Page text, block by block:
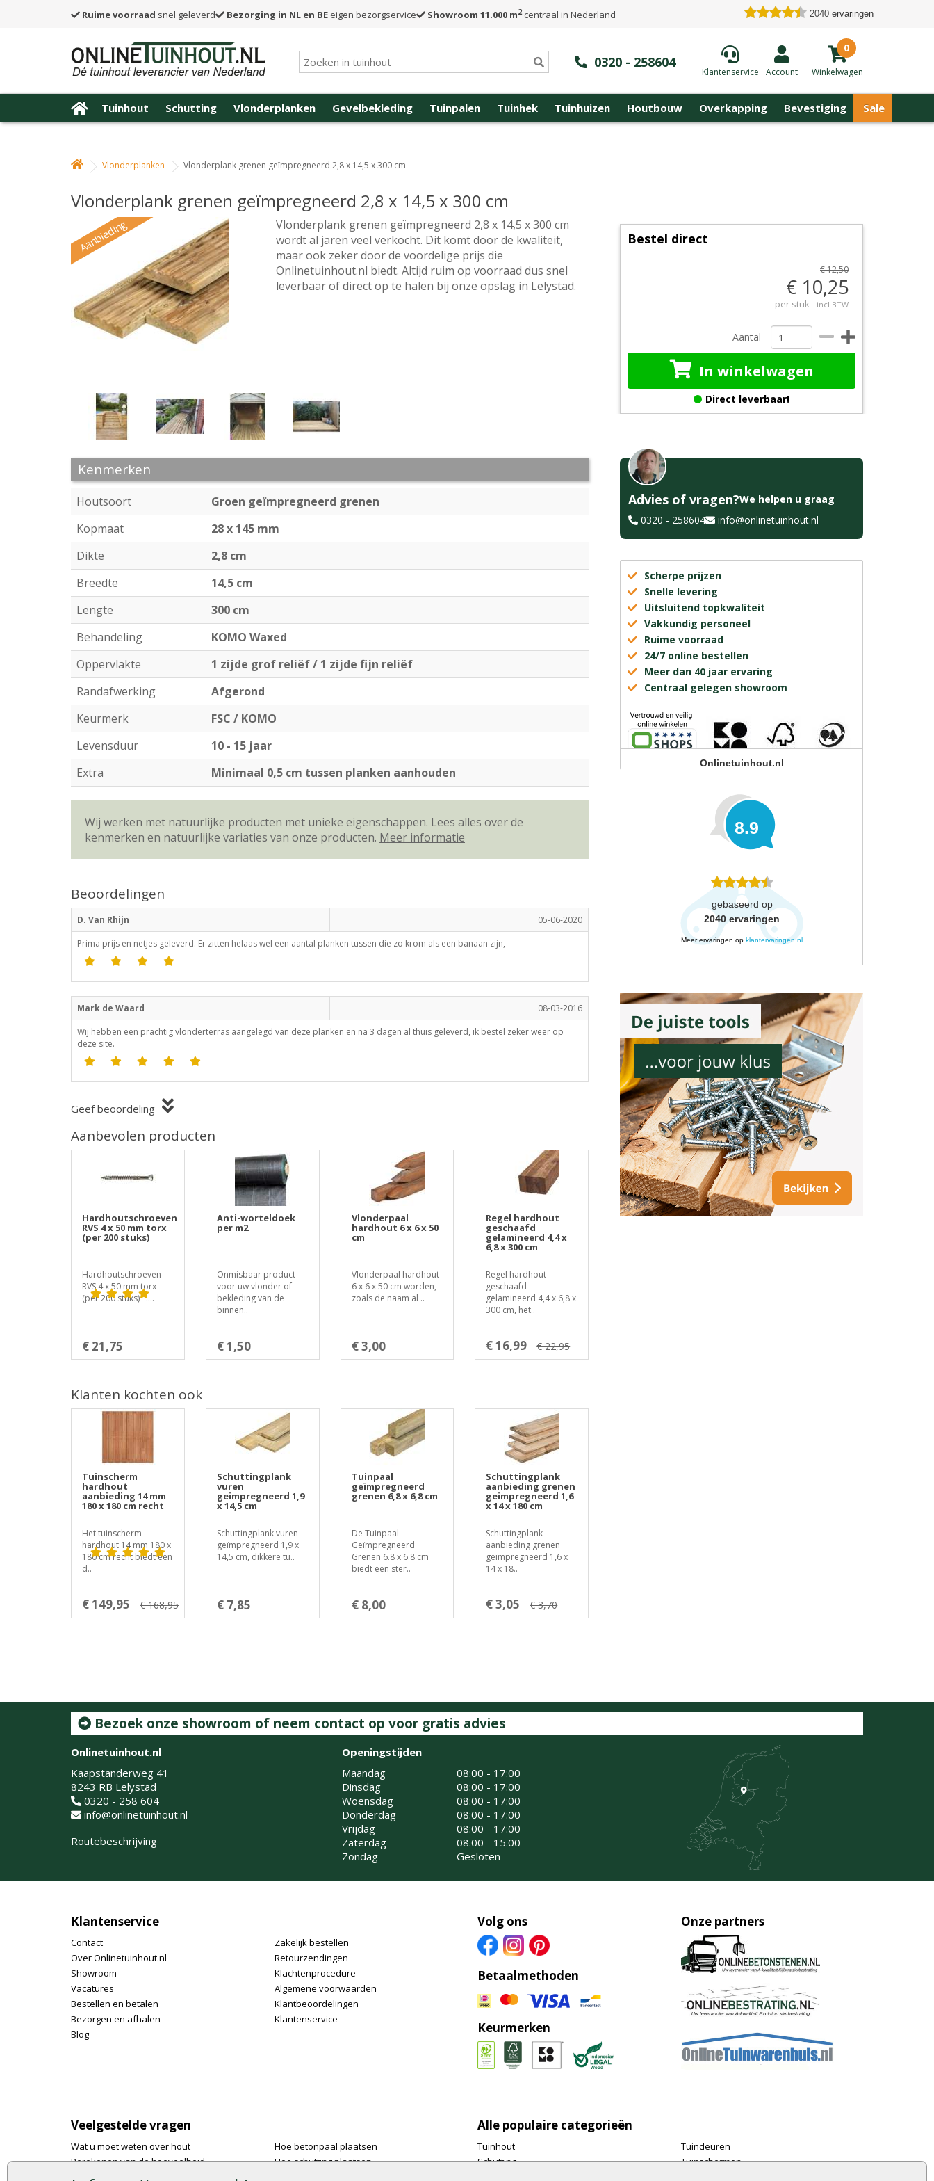
Ruime voorraad snel geleverd Bezorging in NL en BE eigen bezorgservice Showroom 11.000 m2centraal in Nederland 2040 ervaringen
0320 - 258604
Klantenservice Account
0
Winkelwagen
Tuinhout Schutting Vlonderplanken Gevelbekleding Tuinpalen Tuinhek Tuinhuizen Houtbouw Overkapping Bevestiging Sale
Vlonderplanken Vlonderplank grenen geïmpregneerd 2,8 x 14,5 x 300 cm
Vlonderplank grenen geïmpregneerd 2,8 x 14,5 x 300 cm
Aanbieding
Vlonderplank grenen geïmpregneerd 2,8 x 14,5 x 300 cm
wordt al jaren veel verkocht. Dit komt door de kwaliteit,
maar ook zeker door de voordelige prijs die
Onlinetuinhout.nl biedt. Altijd ruim op voorraad dus snel
leverbaar of direct op te halen bij onze opslag in Lelystad.
Kenmerken
Houtsoort
Groen geïmpregneerd grenen
Kopmaat
28 x 145 mm
Dikte
2,8 cm
Breedte
14,5 cm
Lengte
300 cm
Behandeling
KOMO Waxed
Oppervlakte
1 zijde grof reliëf / 1 zijde fijn reliëf
Randafwerking
Afgerond
Keurmerk
FSC / KOMO
Levensduur
10 - 15 jaar
Extra
Minimaal 0,5 cm tussen planken aanhouden
Wij werken met natuurlijke producten met unieke eigenschappen. Lees alles over de
kenmerken en natuurlijke variaties van onze producten. Meer informatie
Beoordelingen
D. Van Rhijn
05-06-2020
Prima prijs en netjes geleverd. Er zitten helaas wel een aantal planken tussen die zo krom als een banaan zijn,
Mark de Waard
08-03-2016
Wij hebben een prachtig vlonderterras aangelegd van deze planken en na 3 dagen al thuis geleverd, ik bestel zeker weer op
deze site.
Geef beoordeling
Aanbevolen producten
Hardhoutschroeven
RVS 4 x 50 mm torx
(per 200 stuks)
Hardhoutschroeven
RVS 4 x 50 mm torx
(per 200 stuks) ....
€ 21,75
Anti-worteldoek
per m2
Onmisbaar product
voor uw vlonder of
bekleding van de
binnen..
€ 1,50
Vlonderpaal
hardhout 6 x 6 x 50
cm
Vlonderpaal hardhout
6 x 6 x 50 cm worden,
zoals de naam al ..
€ 3,00
Regel hardhout
geschaafd
gelamineerd 4,4 x
6,8 x 300 cm
Regel hardhout
geschaafd
gelamineerd 4,4 x 6,8 x
300 cm, het..
€ 16,99 € 22,95
Klanten kochten ook
Tuinscherm
hardhout
aanbieding 14 mm
180 x 180 cm recht
Het tuinscherm
hardhout 14 mm 180 x
180 cm recht biedt een
d..
€ 149,95 € 168,95
Schuttingplank
vuren
geïmpregneerd 1,9
x 14,5 cm
Schuttingplank vuren
geïmpregneerd 1,9 x
14,5 cm, dikkere tu..
€ 7,85
Tuinpaal
geïmpregneerd
grenen 6,8 x 6,8 cm
De Tuinpaal
Geïmpregneerd
Grenen 6.8 x 6.8 cm
biedt een ster..
€ 8,00
Schuttingplank
aanbieding grenen
geïmpregneerd 1,6
x 14 x 180 cm
Schuttingplank
aanbieding grenen
geïmpregneerd 1,6 x
14 x 18..
€ 3,05 € 3,70
Bestel direct
€ 12,50
€ 10,25
per stuk incl BTW
Aantal
In winkelwagen
Direct leverbaar!
Advies of vragen?We helpen u graag
0320 - 258604
info@onlinetuinhout.nl
Scherpe prijzen
Snelle levering
Uitsluitend topkwaliteit
Vakkundig personeel
Ruime voorraad
24/7 online bestellen
Meer dan 40 jaar ervaring
Centraal gelegen showroom
Onlinetuinhout.nl
8.9
gebaseerd op
2040 ervaringen
Meer ervaringen op klantervaringen.nl
Bezoek onze showroom of neem contact op voor gratis advies
Onlinetuinhout.nl
Kaapstanderweg 41
8243 RB Lelystad
0320 - 258 604
info@onlinetuinhout.nl
Routebeschrijving
Openingstijden
Maandag
08:00 - 17:00
Dinsdag
08:00 - 17:00
Woensdag
08:00 - 17:00
Donderdag
08:00 - 17:00
Vrijdag
08:00 - 17:00
Zaterdag
08.00 - 15.00
Zondag
Gesloten
Klantenservice
Contact
Over Onlinetuinhout.nl
Showroom
Vacatures
Bestellen en betalen
Bezorgen en afhalen
Blog
Zakelijk bestellen
Retourzendingen
Klachtenprocedure
Algemene voorwaarden
Klantbeoordelingen
Klantenservice
Volg ons
Betaalmethoden
Keurmerken
Onze partners
Veelgestelde vragen
Wat u moet weten over hout
Berekenen van de hoeveelheid
Foto's en voorbeelden
Hoe betonpaal plaatsen
Hoe schutting plaatsen
Alle populaire categorieën
Tuinhout
Schutting
Tuindeuren
Tuinschermen